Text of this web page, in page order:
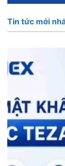
Tin tức mới